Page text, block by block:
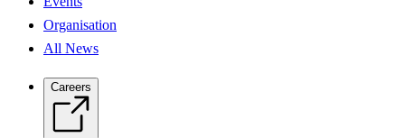
Organisation
All News
Careers